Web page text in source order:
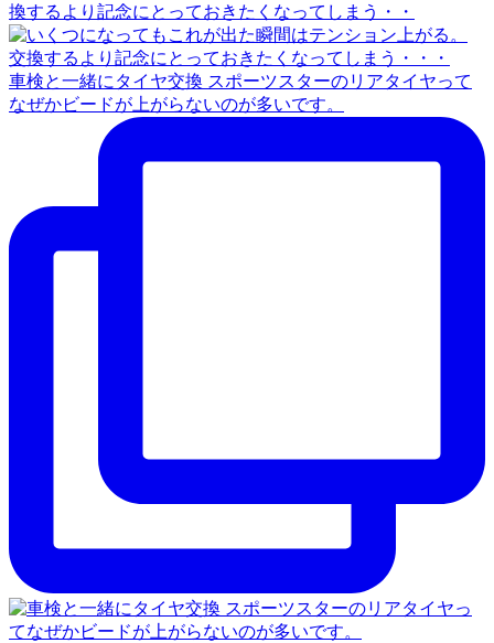
換するより記念にとっておきたくなってしまう・・
車検と一緒にタイヤ交換 スポーツスターのリアタイヤって
なぜかビードが上がらないのが多いです。